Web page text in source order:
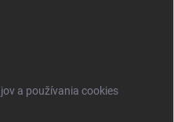
a používania cookies